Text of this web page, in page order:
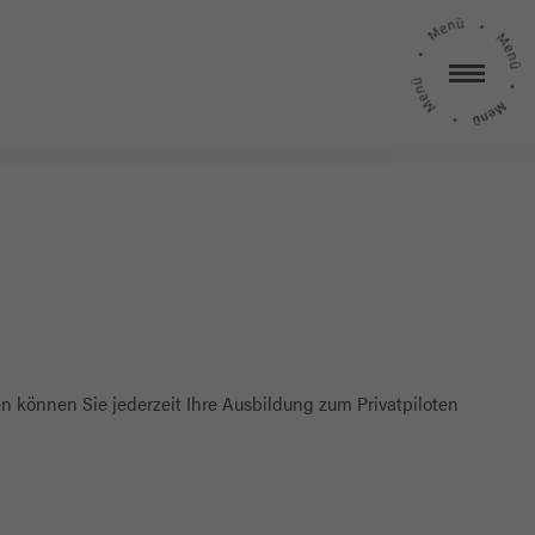
können Sie jederzeit Ihre Ausbildung zum Privatpiloten